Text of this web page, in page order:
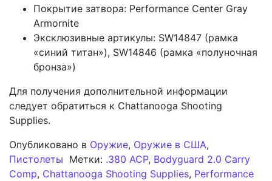
Покрытие затвора: Performance Center Gray
Armornite
Эксклюзивные артикулы: SW14847 (рамка
«синий титан»), SW14846 (рамка «полуночная
бронза»)
Для получения дополнительной информации
следует обратиться к Chattanooga Shooting
Supplies.
Опубликовано в Оружие, Оружие в США,
Пистолеты Метки: .380 ACP, Bodyguard 2.0 Carry
Comp, Chattanooga Shooting Supplies, Performance